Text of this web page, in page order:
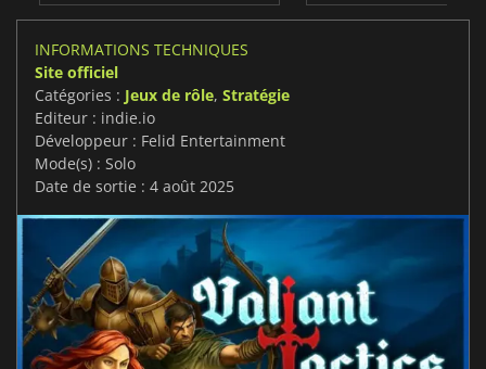
INFORMATIONS TECHNIQUES
Site officiel
Catégories : Jeux de rôle, Stratégie
Editeur : indie.io
Développeur : Felid Entertainment
Mode(s) : Solo
Date de sortie : 4 août 2025